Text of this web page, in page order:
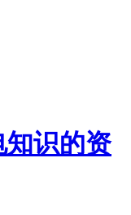
识的资